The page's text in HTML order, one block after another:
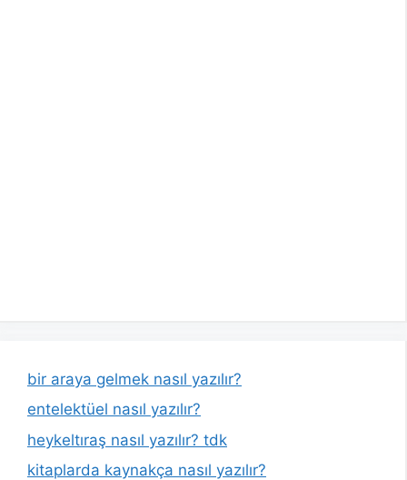
bir araya gelmek nasıl yazılır?
entelektüel nasıl yazılır?
heykeltıraş nasıl yazılır? tdk
kitaplarda kaynakça nasıl yazılır?